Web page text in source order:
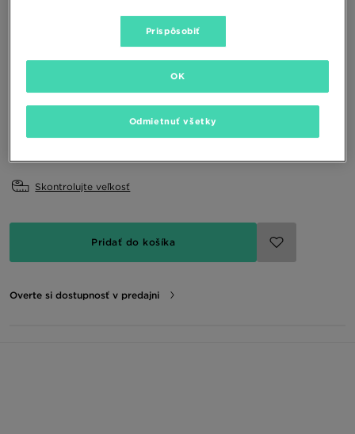
36 37 38 39 40
Skontrolujte veľkosť
Pridať do košíka
Overte si dostupnosť v predajni
Prispôsobiť
Odmietnuť všetky
OK